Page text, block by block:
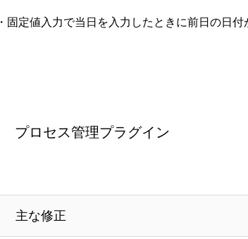
・固定値入力で当日を入力したときに前日の日付
プロセス管理プラグイン
主な修正